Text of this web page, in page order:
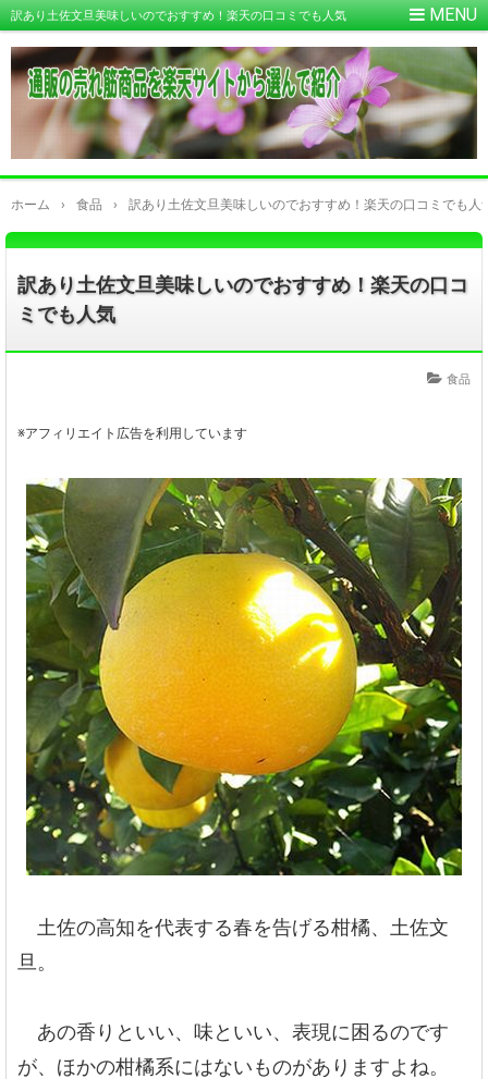
訳あり土佐文旦美味しいのでおすすめ！楽天の口コミでも人気
ホーム › 食品 › 訳あり土佐文旦美味しいのでおすすめ！楽天の口コミでも人
訳あり土佐文旦美味しいのでおすすめ！楽天の口コ
ミでも人気
食品
※アフィリエイト広告を利用しています
土佐の高知を代表する春を告げる柑橘、土佐文
旦。
あの香りといい、味といい、表現に困るのです
が、ほかの柑橘系にはないものがありますよね。